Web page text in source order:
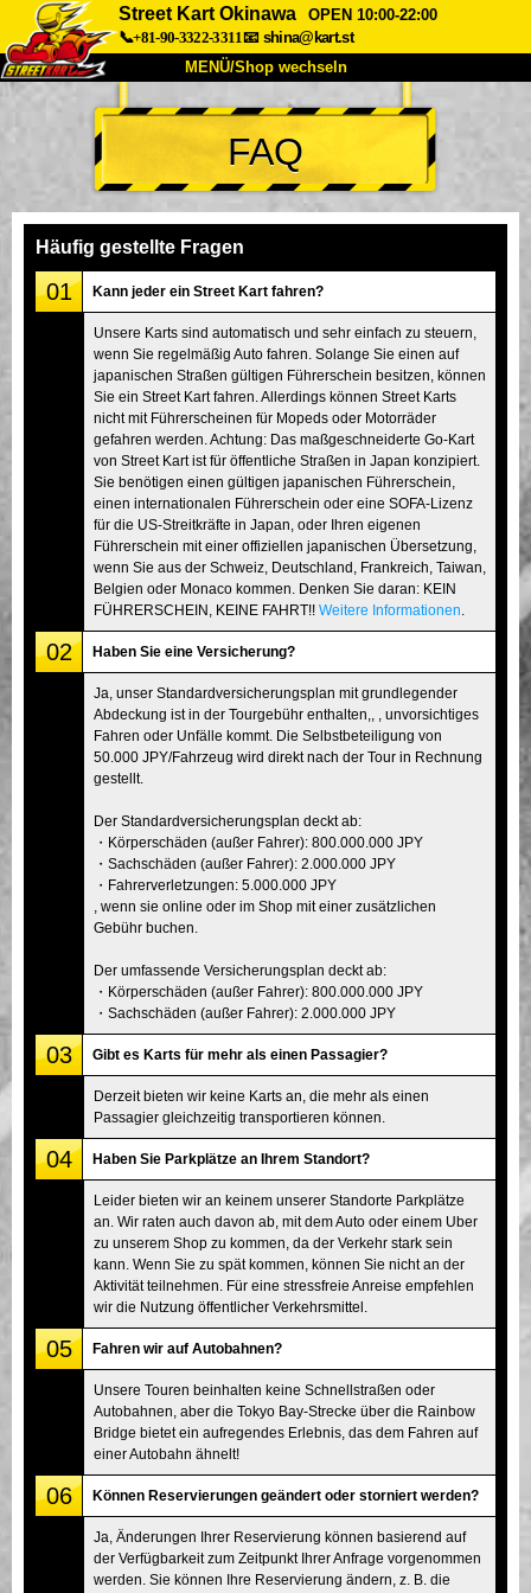
Street Kart Okinawa
OPEN 10:00-22:00
📞+81-90-3322-3311📧 shina@kart.st
MENÜ/Shop wechseln
START
Über uns Spezifikationen Preise
Bewertungen
Unternehmen
Tokio Shinagawa Tokio Akihabara#1
Tokio Akihabara#2 Tokio Shibuya
Tokio Shibuya Annex Tokio Bucht
Tokio Asakusa Osaka
Okinawa
FAQ
Häufig gestellte Fragen
01 Kann jeder ein Street Kart fahren?
Unsere Karts sind automatisch und sehr einfach zu steuern,
wenn Sie regelmäßig Auto fahren. Solange Sie einen auf
japanischen Straßen gültigen Führerschein besitzen, können
Sie ein Street Kart fahren. Allerdings können Street Karts
nicht mit Führerscheinen für Mopeds oder Motorräder
gefahren werden. Achtung: Das maßgeschneiderte Go-Kart
von Street Kart ist für öffentliche Straßen in Japan konzipiert.
Sie benötigen einen gültigen japanischen Führerschein,
einen internationalen Führerschein oder eine SOFA-Lizenz
für die US-Streitkräfte in Japan, oder Ihren eigenen
Führerschein mit einer offiziellen japanischen Übersetzung,
wenn Sie aus der Schweiz, Deutschland, Frankreich, Taiwan,
Belgien oder Monaco kommen. Denken Sie daran: KEIN
FÜHRERSCHEIN, KEINE FAHRT!! Weitere Informationen
02 Haben Sie eine Versicherung?
Ja, unser Standardversicherungsplan mit grundlegender
Abdeckung ist in der Tourgebühr enthalten,, , unvorsichtiges
Fahren oder Unfälle kommt. Die Selbstbeteiligung von
50.000 JPY/Fahrzeug wird direkt nach der Tour in Rechnung
gestellt.
Der Standardversicherungsplan deckt ab:
・Körperschäden (außer Fahrer): 800.000.000 JPY
・Sachschäden (außer Fahrer): 2.000.000 JPY
・Fahrerverletzungen: 5.000.000 JPY
, wenn sie online oder im Shop mit einer zusätzlichen
Gebühr buchen.
Der umfassende Versicherungsplan deckt ab:
・Körperschäden (außer Fahrer): 800.000.000 JPY
・Sachschäden (außer Fahrer): 2.000.000 JPY
03 Gibt es Karts für mehr als einen Passagier?
Derzeit bieten wir keine Karts an, die mehr als einen
Passagier gleichzeitig transportieren können.
04 Haben Sie Parkplätze an Ihrem Standort?
Leider bieten wir an keinem unserer Standorte Parkplätze
an. Wir raten auch davon ab, mit dem Auto oder einem Uber
zu unserem Shop zu kommen, da der Verkehr stark sein
kann. Wenn Sie zu spät kommen, können Sie nicht an der
Aktivität teilnehmen. Für eine stressfreie Anreise empfehlen
wir die Nutzung öffentlicher Verkehrsmittel.
05 Fahren wir auf Autobahnen?
Unsere Touren beinhalten keine Schnellstraßen oder
Autobahnen, aber die Tokyo Bay-Strecke über die Rainbow
Bridge bietet ein aufregendes Erlebnis, das dem Fahren auf
einer Autobahn ähnelt!
06 Können Reservierungen geändert oder storniert werden?
Ja, Änderungen Ihrer Reservierung können basierend auf
der Verfügbarkeit zum Zeitpunkt Ihrer Anfrage vorgenommen
werden. Sie können Ihre Reservierung ändern, z. B. die